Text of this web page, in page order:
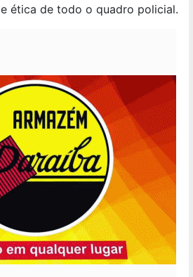
ética de todo o quadro policial.